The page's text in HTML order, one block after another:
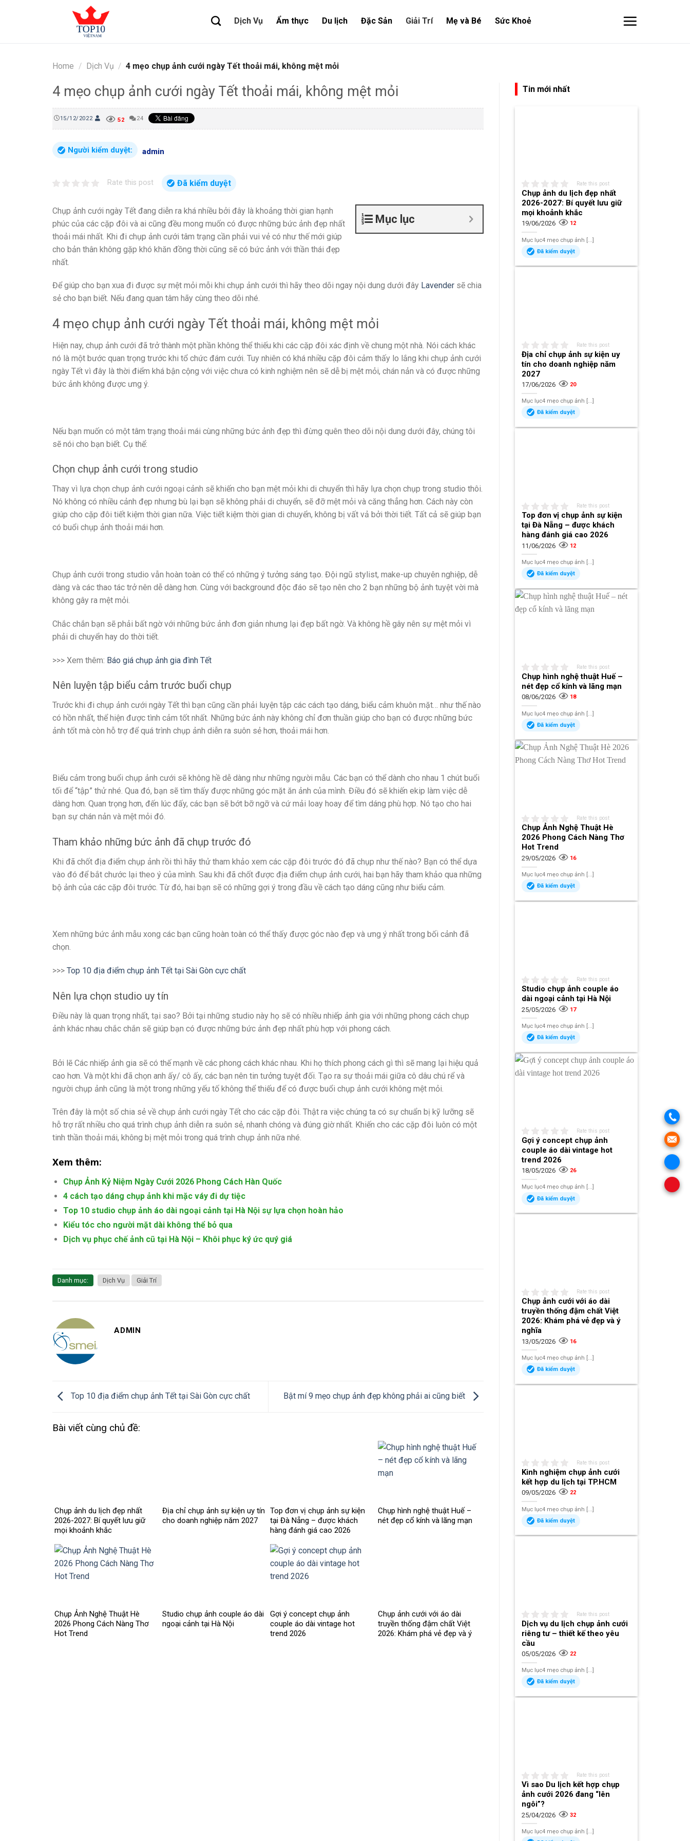
Dịch Vụ Ẩm thực Du lịch Đặc Sản Giải Trí Mẹ và Bé Sức Khoẻ
Home / Dịch Vụ / 4 mẹo chụp ảnh cưới ngày Tết thoải mái, không mệt mỏi
4 mẹo chụp ảnh cưới ngày Tết thoải mái, không mệt mỏi
15/12/2022 52 24
Người kiểm duyệt: admin
Rate this post Đã kiểm duyệt
Mục lục
Chụp ảnh cưới ngày Tết đang diễn ra khá nhiều bởi đây là khoảng thời gian hạnh
phúc của các cặp đôi và ai cũng đều mong muốn có được những bức ảnh đẹp nhất
thoải mái nhất. Khi đi chụp ảnh cưới tâm trạng cần phải vui vẻ có như thế mới giúp
cho bản thân không gặp khó khăn đồng thời cũng sẽ có bức ảnh với thần thái đẹp
nhất.
Để giúp cho bạn xua đi được sự mệt mỏi mỗi khi chụp ảnh cưới thì hãy theo dõi ngay nội dung dưới đây Lavender sẽ chia
sẻ cho bạn biết. Nếu đang quan tâm hãy cùng theo dõi nhé.
4 mẹo chụp ảnh cưới ngày Tết thoải mái, không mệt mỏi
Hiện nay, chụp ảnh cưới đã trở thành một phần không thể thiếu khi các cặp đôi xác định về chung một nhà. Nói cách khác
nó là một bước quan trọng trước khi tổ chức đám cưới. Tuy nhiên có khá nhiều cặp đôi cảm thấy lo lắng khi chụp ảnh cưới
ngày Tết vì đây là thời điểm khá bận cộng với việc chưa có kinh nghiệm nên sẽ dễ bị mệt mỏi, chán nản và có được những
bức ảnh không được ưng ý.
Nếu bạn muốn có một tâm trạng thoải mái cùng những bức ảnh đẹp thì đừng quên theo dõi nội dung dưới đây, chúng tôi
sẽ nói cho bạn biết. Cụ thể:
Chọn chụp ảnh cưới trong studio
Thay vì lựa chọn chụp ảnh cưới ngoại cảnh sẽ khiến cho bạn mệt mỏi khi di chuyển thì hãy lựa chọn chụp trong studio thôi.
Nó không có nhiều cảnh đẹp nhưng bù lại bạn sẽ không phải di chuyển, sẽ đỡ mệt mỏi và căng thẳng hơn. Cách này còn
giúp cho cặp đôi tiết kiệm thời gian nữa. Việc tiết kiệm thời gian di chuyển, không bị vất vả bởi thời tiết. Tất cả sẽ giúp bạn
có buổi chụp ảnh thoải mái hơn.
Chụp ảnh cưới trong studio vẫn hoàn toàn có thể có những ý tưởng sáng tạo. Đội ngũ stylist, make-up chuyên nghiệp, dễ
dàng và các thao tác trở nên dễ dàng hơn. Cùng với background độc đáo sẽ tạo nên cho 2 bạn những bộ ảnh tuyệt vời mà
không gây ra mệt mỏi.
Chắc chắn bạn sẽ phải bất ngờ với những bức ảnh đơn giản nhưng lại đẹp bất ngờ. Và không hề gây nên sự mệt mỏi vì
phải di chuyển hay do thời tiết.
>>> Xem thêm: Báo giá chụp ảnh gia đình Tết
Nên luyện tập biểu cảm trước buổi chụp
Trước khi đi chụp ảnh cưới ngày Tết thì bạn cũng cần phải luyện tập các cách tạo dáng, biểu cảm khuôn mặt… như thế nào
có hồn nhất, thể hiện được tình cảm tốt nhất. Những bức ảnh này không chỉ đơn thuần giúp cho bạn có được những bức
ảnh tốt mà còn hỗ trợ để quá trình chụp ảnh diễn ra suôn sẻ hơn, thoải mái hơn.
Biểu cảm trong buổi chụp ảnh cưới sẽ không hề dễ dàng như những người mẫu. Các bạn có thể dành cho nhau 1 chút buổi
tối để “tập” thử nhé. Qua đó, bạn sẽ tìm thấy được những góc mặt ăn ảnh của mình. Điều đó sẽ khiến ekip làm việc dễ
dàng hơn. Quan trọng hơn, đến lúc đấy, các bạn sẽ bớt bỡ ngỡ và cứ mải loay hoay để tìm dáng phù hợp. Nó tạo cho hai
bạn sự chán nản và mệt mỏi đó.
Tham khảo những bức ảnh đã chụp trước đó
Khi đã chốt địa điểm chụp ảnh rồi thì hãy thử tham khảo xem các cặp đôi trước đó đã chụp như thế nào? Bạn có thể dựa
vào đó để bắt chước lại theo ý của mình. Sau khi đã chốt được địa điểm chụp ảnh cưới, hai bạn hãy tham khảo qua những
bộ ảnh của các cặp đôi trước. Từ đó, hai bạn sẽ có những gợi ý trong đầu về cách tạo dáng cũng như biểu cảm.
Xem những bức ảnh mẫu xong các bạn cũng hoàn toàn có thể thấy được góc nào đẹp và ưng ý nhất trong bối cảnh đã
chọn.
>>> Top 10 địa điểm chụp ảnh Tết tại Sài Gòn cực chất
Nên lựa chọn studio uy tín
Điều này là quan trọng nhất, tại sao? Bởi tại những studio này họ sẽ có nhiều nhiếp ảnh gia với những phong cách chụp
ảnh khác nhau chắc chắn sẽ giúp bạn có được những bức ảnh đẹp nhất phù hợp với phong cách.
Bởi lẽ Các nhiếp ảnh gia sẽ có thế mạnh về các phong cách khác nhau. Khi họ thích phong cách gì thì sẽ mang lại hiệu quả
cao hơn. Và một khi đã chọn anh ấy/ cô ấy, các bạn nên tin tưởng tuyệt đối. Tạo ra sự thoải mái giữa cô dâu chú rể và
người chụp ảnh cũng là một trong những yếu tố không thể thiếu để có được buổi chụp ảnh cưới không mệt mỏi.
Trên đây là một số chia sẻ về chụp ảnh cưới ngày Tết cho các cặp đôi. Thật ra việc chúng ta có sự chuẩn bị kỹ lưỡng sẽ
hỗ trợ rất nhiều cho quá trình chụp ảnh diễn ra suôn sẻ, nhanh chóng và đúng giờ nhất. Khiến cho các cặp đôi luôn có một
tinh thần thoải mái, không bị mệt mỏi trong quá trình chụp ảnh nữa nhé.
Xem thêm:
Chụp Ảnh Kỷ Niệm Ngày Cưới 2026 Phong Cách Hàn Quốc
4 cách tạo dáng chụp ảnh khi mặc váy đi dự tiệc
Top 10 studio chụp ảnh áo dài ngoại cảnh tại Hà Nội sự lựa chọn hoàn hảo
Kiểu tóc cho người mặt dài không thể bỏ qua
Dịch vụ phục chế ảnh cũ tại Hà Nội – Khôi phục ký ức quý giá
Danh mục: Dịch Vụ Giải Trí
ADMIN
Top 10 địa điểm chụp ảnh Tết tại Sài Gòn cực chất Bật mí 9 mẹo chụp ảnh đẹp không phải ai cũng biết
Bài viết cùng chủ đề:
Chụp ảnh du lịch đẹp nhất
2026-2027: Bí quyết lưu giữ
mọi khoảnh khắc
Địa chỉ chụp ảnh sự kiện uy tín
cho doanh nghiệp năm 2027
Top đơn vị chụp ảnh sự kiện
tại Đà Nẵng – được khách
hàng đánh giá cao 2026
Chụp hình nghệ thuật Huế –
nét đẹp cổ kính và lãng mạn
Chụp Ảnh Nghệ Thuật Hè
2026 Phong Cách Nàng Thơ
Hot Trend
Studio chụp ảnh couple áo dài
ngoại cảnh tại Hà Nội
Gợi ý concept chụp ảnh
couple áo dài vintage hot
trend 2026
Chụp ảnh cưới với áo dài
truyền thống đậm chất Việt
2026: Khám phá vẻ đẹp và ý
Tin mới nhất
Rate this post
Chụp ảnh du lịch đẹp nhất
2026-2027: Bí quyết lưu giữ
mọi khoảnh khắc
19/06/2026 12
Mục lục4 mẹo chụp ảnh [...]
Đã kiểm duyệt
Rate this post
Địa chỉ chụp ảnh sự kiện uy
tín cho doanh nghiệp năm
2027
17/06/2026 20
Mục lục4 mẹo chụp ảnh [...]
Đã kiểm duyệt
Rate this post
Top đơn vị chụp ảnh sự kiện
tại Đà Nẵng – được khách
hàng đánh giá cao 2026
11/06/2026 12
Mục lục4 mẹo chụp ảnh [...]
Đã kiểm duyệt
Rate this post
Chụp hình nghệ thuật Huế –
nét đẹp cổ kính và lãng mạn
08/06/2026 18
Mục lục4 mẹo chụp ảnh [...]
Đã kiểm duyệt
Rate this post
Chụp Ảnh Nghệ Thuật Hè
2026 Phong Cách Nàng Thơ
Hot Trend
29/05/2026 16
Mục lục4 mẹo chụp ảnh [...]
Đã kiểm duyệt
Rate this post
Studio chụp ảnh couple áo
dài ngoại cảnh tại Hà Nội
25/05/2026 17
Mục lục4 mẹo chụp ảnh [...]
Đã kiểm duyệt
Rate this post
Gợi ý concept chụp ảnh
couple áo dài vintage hot
trend 2026
18/05/2026 26
Mục lục4 mẹo chụp ảnh [...]
Đã kiểm duyệt
Rate this post
Chụp ảnh cưới với áo dài
truyền thống đậm chất Việt
2026: Khám phá vẻ đẹp và ý
nghĩa
13/05/2026 16
Mục lục4 mẹo chụp ảnh [...]
Đã kiểm duyệt
Rate this post
Kinh nghiệm chụp ảnh cưới
kết hợp du lịch tại TP.HCM
09/05/2026 22
Mục lục4 mẹo chụp ảnh [...]
Đã kiểm duyệt
Rate this post
Dịch vụ du lịch chụp ảnh cưới
riêng tư – thiết kế theo yêu
cầu
05/05/2026 22
Mục lục4 mẹo chụp ảnh [...]
Đã kiểm duyệt
Rate this post
Vì sao Du lịch kết hợp chụp
ảnh cưới 2026 đang “lên
ngôi”?
25/04/2026 32
Mục lục4 mẹo chụp ảnh [...]